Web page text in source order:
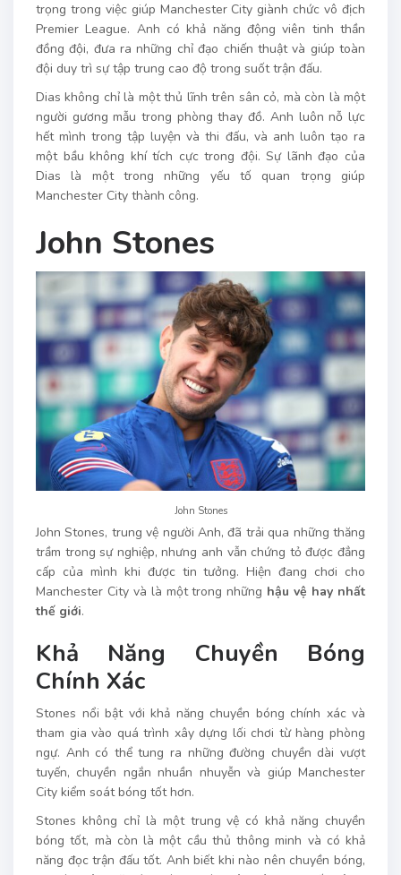
trọng trong việc giúp Manchester City giành chức vô địch
Premier League. Anh có khả năng động viên tinh thần
đồng đội, đưa ra những chỉ đạo chiến thuật và giúp toàn
đội duy trì sự tập trung cao độ trong suốt trận đấu.
Dias không chỉ là một thủ lĩnh trên sân cỏ, mà còn là một
người gương mẫu trong phòng thay đồ. Anh luôn nỗ lực
hết mình trong tập luyện và thi đấu, và anh luôn tạo ra
một bầu không khí tích cực trong đội. Sự lãnh đạo của
Dias là một trong những yếu tố quan trọng giúp
Manchester City thành công.
John Stones
John Stones
John Stones, trung vệ người Anh, đã trải qua những thăng
trầm trong sự nghiệp, nhưng anh vẫn chứng tỏ được đẳng
cấp của mình khi được tin tưởng. Hiện đang chơi cho
Manchester City và là một trong những hậu vệ hay nhất
thế giới.
Khả Năng Chuyền Bóng
Chính Xác
Stones nổi bật với khả năng chuyền bóng chính xác và
tham gia vào quá trình xây dựng lối chơi từ hàng phòng
ngự. Anh có thể tung ra những đường chuyền dài vượt
tuyến, chuyền ngắn nhuần nhuyễn và giúp Manchester
City kiểm soát bóng tốt hơn.
Stones không chỉ là một trung vệ có khả năng chuyền
bóng tốt, mà còn là một cầu thủ thông minh và có khả
năng đọc trận đấu tốt. Anh biết khi nào nên chuyền bóng,